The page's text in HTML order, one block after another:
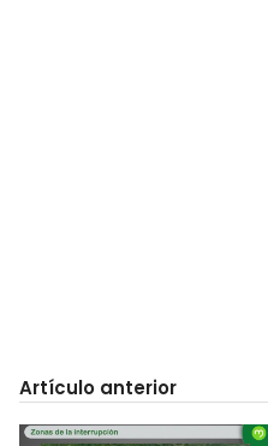
Artículo anterior